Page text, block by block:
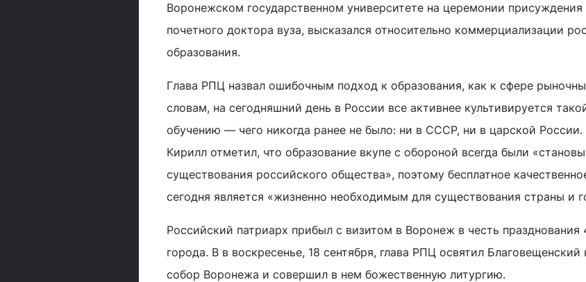
Воронежском государственном университете на церемонии присуждения
почетного доктора вуза, высказался относительно коммерциализации
образования.
Глава РПЦ назвал ошибочным подход к образования, как к сфере
словам, на сегодняшний день в России все активнее культивируется
обучению — чего никогда ранее не было: ни в СССР, ни в царской России.
Кирилл отметил, что образование вкупе с обороной всегда были
существования российского общества», поэтому бесплатное
сегодня является «жизненно необходимым для существования страны и
Российский патриарх прибыл с визитом в Воронеж в честь празднования
города. В в воскресенье, 18 сентября, глава РПЦ освятил
собор Воронежа и совершил в нем божественную литургию.